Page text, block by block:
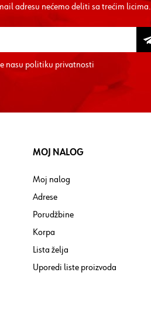
adresu nećemo deliti sa trećim licima.
nasupolitiku privatnosti
MOJ NALOG
Moj nalog
Adrese
Porudžbine
Korpa
Lista želja
Uporedi liste proizvoda